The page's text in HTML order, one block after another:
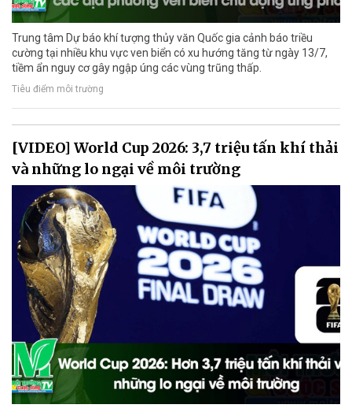
Trung tâm Dự báo khí tượng thủy văn Quốc gia cảnh báo triều
cường tại nhiều khu vực ven biển có xu hướng tăng từ ngày 13/7,
tiềm ẩn nguy cơ gây ngập úng các vùng trũng thấp.
Tiêu điểm môi trường
[VIDEO] World Cup 2026: 3,7 triệu tấn khí thải
và những lo ngại về môi trường